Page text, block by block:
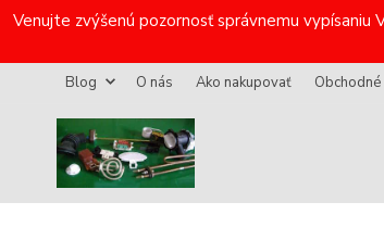
Venujte zvýšenú pozornosť správnemu vypísaniu
Blog O nás Ako nakupovať